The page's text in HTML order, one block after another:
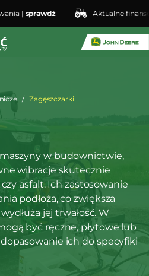
|sprawdź Aktualne
Zagęszczarki
w budownictwie,
wibracje skutecznie
asfalt. Ich zastosowanie
podłoża, co zwiększa
jej trwałość. W
być ręczne, płytowe lub
ich do specyfiki